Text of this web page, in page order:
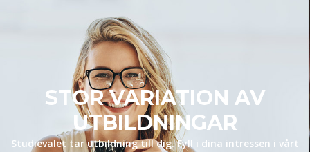
STOR VARIATION AV
UTBILDNINGAR
Studievalet tar utbildning till dig. Fyll i dina intressen i vårt